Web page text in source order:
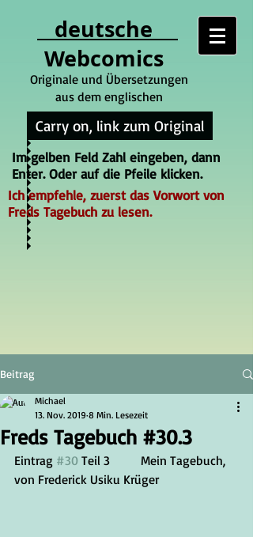
deutsche
Webcomics
Originale und Übersetzungen
aus dem englischen
Carry on, link zum Original
Im gelben Feld Zahl eingeben, dann
Enter. Oder auf die Pfeile klicken.
Ich empfehle, zuerst das Vorwort von
Freds Tagebuch zu lesen.
Beitrag
Freds Tagebuch #30.3
Michael
13. Nov. 2019 8 Min. Lesezeit
Eintrag #30 Teil 3	Mein Tagebuch,
von Frederick Usiku Krüger